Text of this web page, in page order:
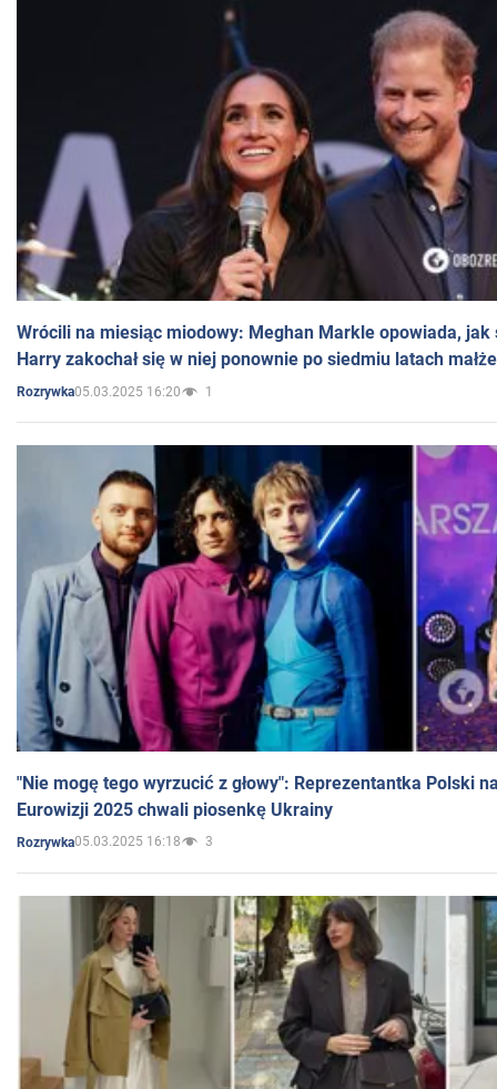
Wrócili na miesiąc miodowy: Meghan Markle opowiada, jak
Harry zakochał się w niej ponownie po siedmiu latach
Rozrywka05.03.2025 16:20 1
"Nie mogę tego wyrzucić z głowy": Reprezentantka Polski
Eurowizji 2025 chwali piosenkę Ukrainy
Rozrywka05.03.2025 16:18 3